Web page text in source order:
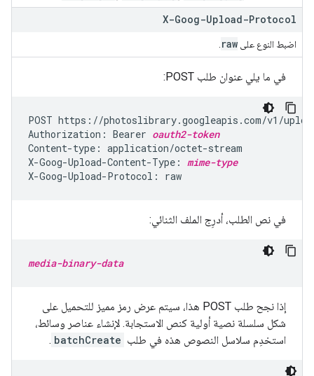
X-Goog-Upload-Protocol
اضبط النوع على raw
في ما يلي عنوان طلب POST:
POST https://photoslibrary.googleapis.com/v1/
Authorization: Bearer oauth2-token
Content-type: application/octet-stream
X-Goog-Upload-Content-Type: mime-type
في نص الطلب، أدرِج الملف الثنائي:
media-binary-data
إذا نجح طلب POST هذا، سيتم عرض رمز مميز للتحميل على
شكل سلسلة نصية أولية كنص الاستجابة. لإنشاء عناصر وسائط،
استخدِم سلاسل النصوص هذه في طلب batchCreate
.